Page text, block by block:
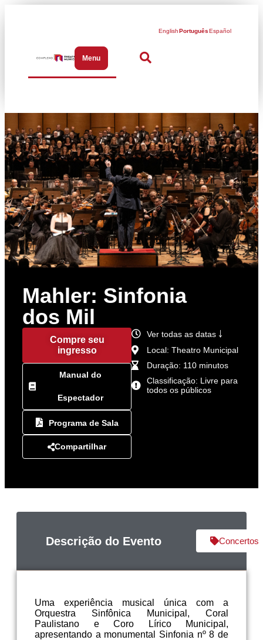
MenuAbrir menu de navegação
EnglishPortuguêsEspañol
Mahler: Sinfonia
dos Mil
Compre seu
ingresso
Manual do
Espectador
Programa de Sala
Compartilhar
Ver todas as datas ￬
Local: Theatro Municipal
Duração: 110 minutos
Classificação: Livre para
todos os públicos
Descrição do Evento Concertos
Uma experiência musical única com a
Orquestra Sinfônica Municipal, Coral
Paulistano e Coro Lírico Municipal,
apresentando a monumental Sinfonia nº 8 de